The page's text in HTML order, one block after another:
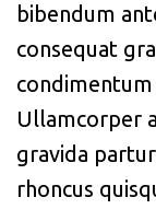
bibendum
consequat
Ullamcorper
gravida
rhoncus